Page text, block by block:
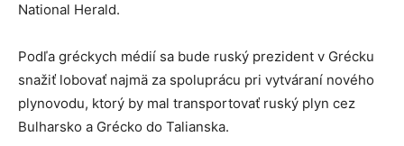
National Herald.
Podľa gréckych médií sa bude ruský prezident v Grécku
snažiť lobovať najmä za spoluprácu pri vytváraní nového
plynovodu, ktorý by mal transportovať ruský plyn cez
Bulharsko a Grécko do Talianska.